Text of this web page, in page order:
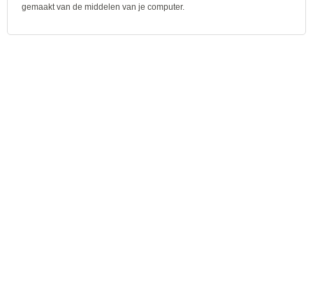
gemaakt van de middelen van je computer.